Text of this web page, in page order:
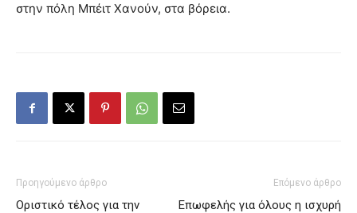
στην πόλη Μπέιτ Χανούν, στα βόρεια.
Προηγούμενο άρθρο
Οριστικό τέλος για την
Επόμενο άρθρο
Επωφελής για όλους η ισχυρή